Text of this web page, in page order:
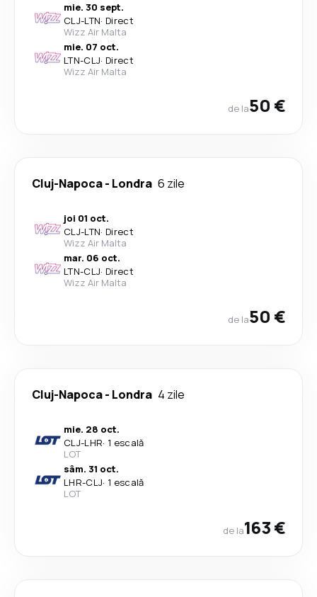
mie. 30 sept.
CLJ-LTN· Direct
Wizz Air Malta
mie. 07 oct.
LTN-CLJ· Direct
Wizz Air Malta
de la50 €
Cluj-Napoca- Londra 6 zile
joi 01 oct.
CLJ-LTN· Direct
Wizz Air Malta
mar. 06 oct.
LTN-CLJ· Direct
Wizz Air Malta
de la50 €
Cluj-Napoca- Londra 4 zile
mie. 28 oct.
CLJ-LHR· 1 escală
LOT
sâm. 31 oct.
LHR-CLJ· 1 escală
LOT
de la163 €